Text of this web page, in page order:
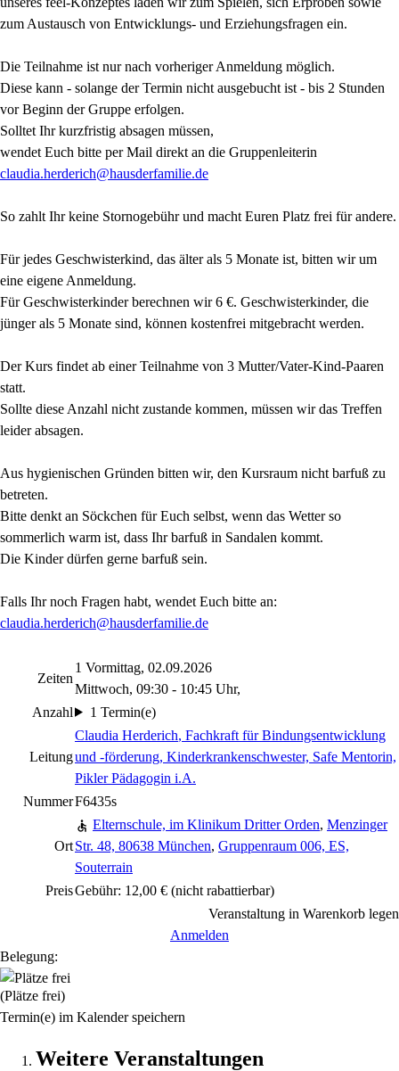
zum Austausch von Entwicklungs- und Erziehungsfragen ein.
Die Teilnahme ist nur nach vorheriger Anmeldung möglich.
Diese kann - solange der Termin nicht ausgebucht ist - bis 2 Stunden
vor Beginn der Gruppe erfolgen.
Solltet Ihr kurzfristig absagen müssen,
wendet Euch bitte per Mail direkt an die Gruppenleiterin
claudia.herderich@hausderfamilie.de
So zahlt Ihr keine Stornogebühr und macht Euren Platz frei für andere.
Für jedes Geschwisterkind, das älter als 5 Monate ist, bitten wir um
eine eigene Anmeldung.
Für Geschwisterkinder berechnen wir 6 €. Geschwisterkinder, die
jünger als 5 Monate sind, können kostenfrei mitgebracht werden.
Der Kurs findet ab einer Teilnahme von 3 Mutter/Vater-Kind-Paaren
statt.
Sollte diese Anzahl nicht zustande kommen, müssen wir das Treffen
leider absagen.
Aus hygienischen Gründen bitten wir, den Kursraum nicht barfuß zu
betreten.
Bitte denkt an Söckchen für Euch selbst, wenn das Wetter so
sommerlich warm ist, dass Ihr barfuß in Sandalen kommt.
Die Kinder dürfen gerne barfuß sein.
Falls Ihr noch Fragen habt, wendet Euch bitte an:
claudia.herderich@hausderfamilie.de
Zeiten
1 Vormittag, 02.09.2026
Mittwoch, 09:30 - 10:45 Uhr,
Anzahl
1 Termin(e)
Leitung
Claudia Herderich, Fachkraft für Bindungsentwicklung
und -förderung, Kinderkrankenschwester, Safe Mentorin,
Pikler Pädagogin i.A.
NummerF6435s
Ort
Elternschule, im Klinikum Dritter Orden, Menzinger
Str. 48, 80638 München, Gruppenraum 006, ES,
Souterrain
PreisGebühr: 12,00 € (nicht rabattierbar)
Veranstaltung in Warenkorb legen
Anmelden
Belegung:
(Plätze frei)
Termin(e) im Kalender speichern
Weitere Veranstaltungen